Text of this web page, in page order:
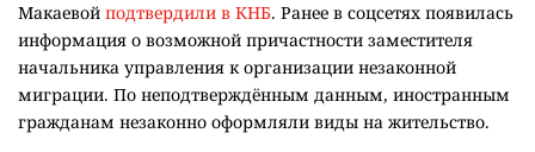
Макаевой подтвердили в КНБ. Ранее в соцсетях появилась
информация о возможной причастности заместителя
начальника управления к организации незаконной
миграции. По неподтверждённым данным, иностранным
гражданам незаконно оформляли виды на жительство.